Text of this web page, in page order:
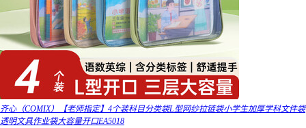
齐心（COMIX）【老师指定】4个装科目分类袋L型网纱拉链袋小学生加厚学科文件袋
透明文具作业袋大容量开口EA5018